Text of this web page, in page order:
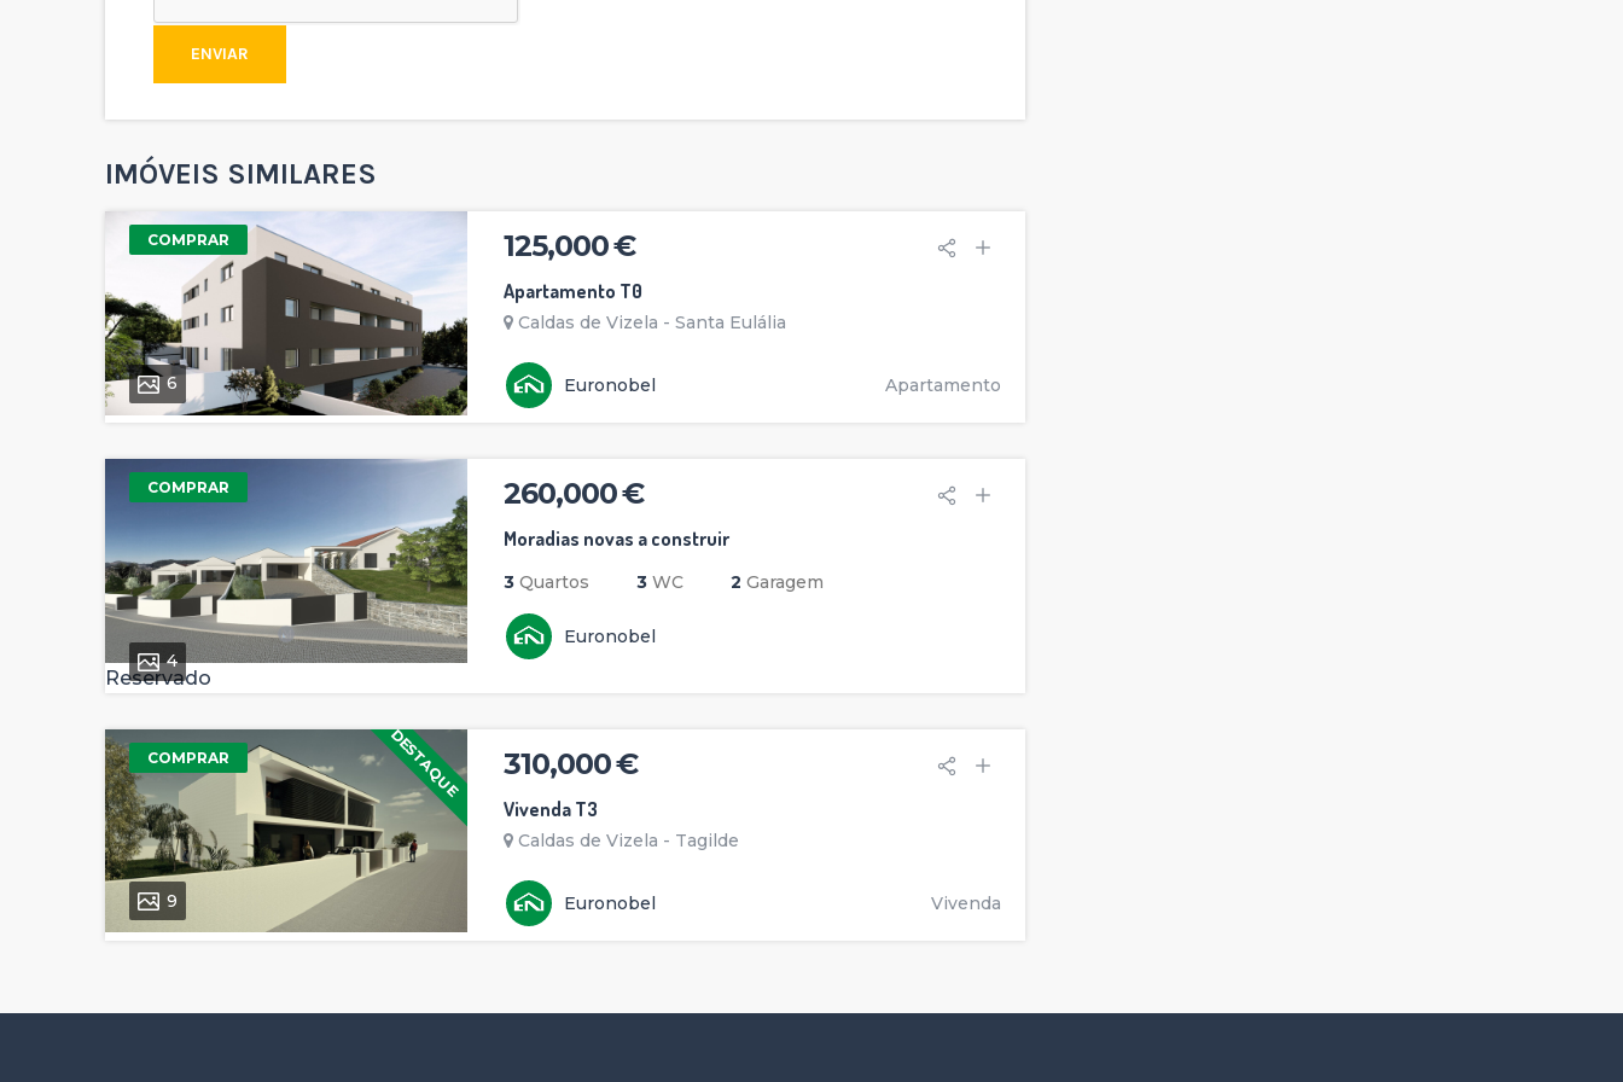
ENVIAR
IMÓVEIS SIMILARES
COMPRAR
6
125,000 €
Apartamento T0
Caldas de Vizela - Santa Eulália
Euronobel Apartamento
COMPRAR
Reservado
4
260,000 €
Moradias novas a construir
3 Quartos 3 WC 2 Garagem
Euronobel
COMPRAR DESTAQUE
9
310,000 €
Vivenda T3
Caldas de Vizela - Tagilde
Euronobel Vivenda